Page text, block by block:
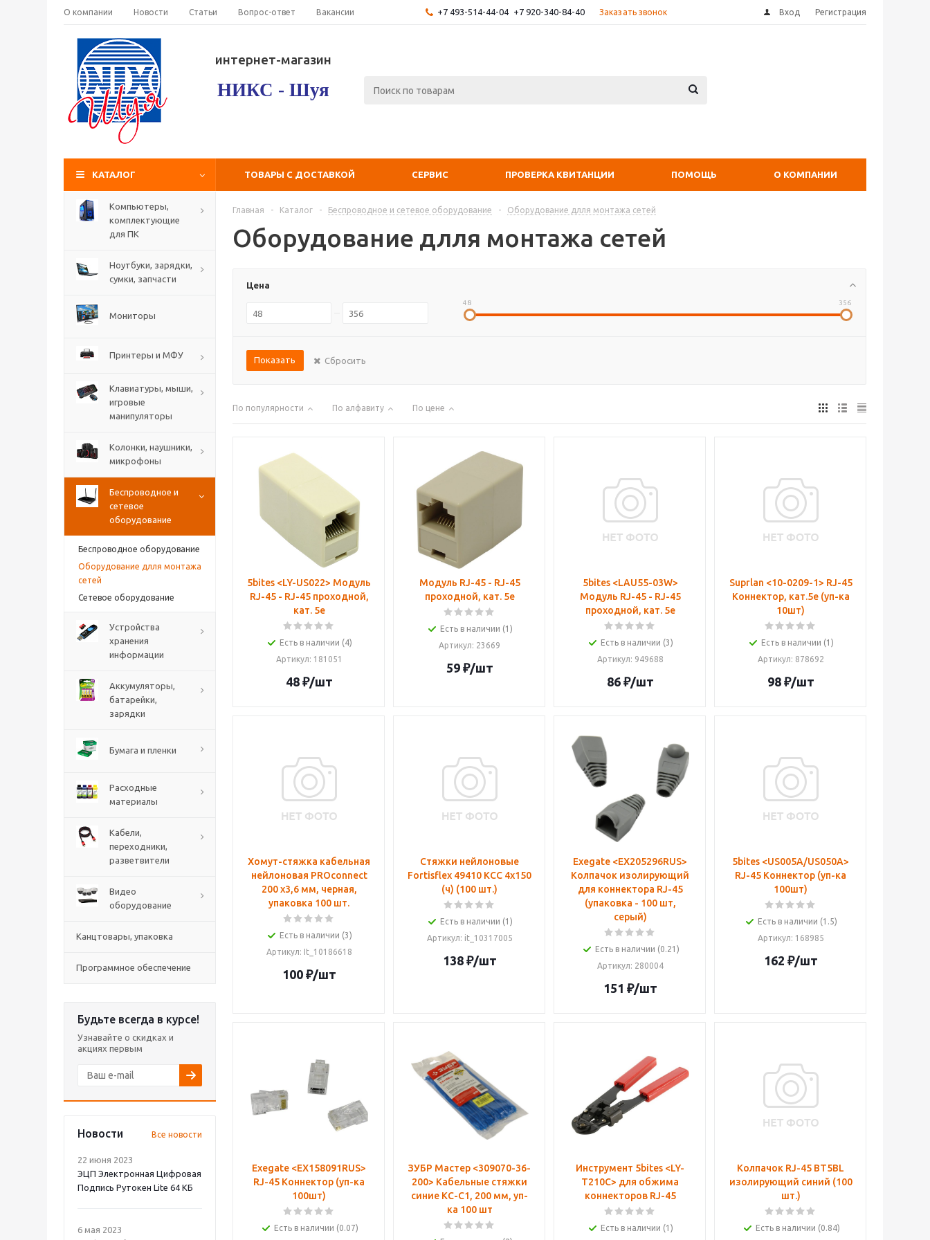
О компании Новости Статьи Вопрос-ответ Вакансии +7 493-514-44-04 +7 920-340-84-40 Заказать звонок Вход Регистрация
интернет-магазин
НИКС - Шуя
КАТАЛОГ ТОВАРЫ С ДОСТАВКОЙ СЕРВИС ПРОВЕРКА КВИТАНЦИИ ПОМОЩЬ О КОМПАНИИ
Компьютеры,
комплектующие
для ПК
Ноутбуки, зарядки,
сумки, запчасти
Мониторы
Принтеры и МФУ
Клавиатуры, мыши,
игровые
манипуляторы
Колонки, наушники,
микрофоны
Беспроводное и
сетевое
оборудование
Беспроводное оборудование
Оборудование длля монтажа
сетей
Сетевое оборудование
Устройства
хранения
информации
Аккумуляторы,
батарейки,
зарядки
Бумага и пленки
Расходные
материалы
Кабели,
переходники,
разветвители
Видео
оборудование
Канцтовары, упаковка
Программное обеспечение
Будьте всегда в курсе!
Узнавайте о скидках и
акциях первым
Новости Все новости
22 июня 2023
ЭЦП Электронная Цифровая
Подпись Рутокен Lite 64 КБ
6 мая 2023
Главная - Каталог - Беспроводное и сетевое оборудование - Оборудование длля монтажа сетей
Оборудование длля монтажа сетей
Цена
48 356
Показать Сбросить
По популярности По алфавиту По цене
5bites <LY-US022> Модуль
RJ-45 - RJ-45 проходной,
кат. 5e
Есть в наличии (4)
Артикул: 181051
48₽/шт
Модуль RJ-45 - RJ-45
проходной, кат. 5e
Есть в наличии (1)
Артикул: 23669
59₽/шт
5bites <LAU55-03W>
Модуль RJ-45 - RJ-45
проходной, кат. 5e
Есть в наличии (3)
Артикул: 949688
86₽/шт
Suprlan <10-0209-1> RJ-45
Коннектор, кат.5e (уп-ка
10шт)
Есть в наличии (1)
Артикул: 878692
98₽/шт
Хомут-стяжка кабельная
нейлоновая PROconnect
200 x3,6 мм, черная,
упаковка 100 шт.
Есть в наличии (3)
Артикул: It_10186618
100₽/шт
Стяжки нейлоновые
Fortisflex 49410 КСС 4x150
(ч) (100 шт.)
Есть в наличии (1)
Артикул: it_10317005
138₽/шт
Exegate <EX205296RUS>
Колпачок изолирующий
для коннектора RJ-45
(упаковка - 100 шт,
серый)
Есть в наличии (0.21)
Артикул: 280004
151 ₽/шт
5bites <US005A/US050A>
RJ-45 Коннектор (уп-ка
100шт)
Есть в наличии (1.5)
Артикул: 168985
162 ₽/шт
Exegate <EX158091RUS>
RJ-45 Коннектор (уп-ка
100шт)
Есть в наличии (0.07)
ЗУБР Мастер <309070-36-
200> Кабельные стяжки
синие КС-С1, 200 мм, уп-
ка 100 шт
Инструмент 5bites <LY-
T210C> для обжима
коннекторов RJ-45
Есть в наличии (1)
Колпачок RJ-45 BT5BL
изолирующий синий (100
шт.)
Есть в наличии (0.84)